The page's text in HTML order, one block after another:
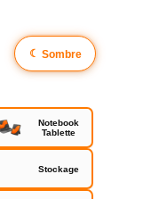
☾ Sombre
Notebook
Tablette
Stockage